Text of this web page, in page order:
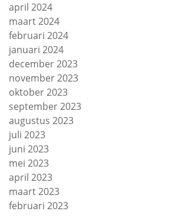
april 2024
maart 2024
februari 2024
januari 2024
december 2023
november 2023
oktober 2023
september 2023
augustus 2023
juli 2023
juni 2023
mei 2023
april 2023
maart 2023
februari 2023